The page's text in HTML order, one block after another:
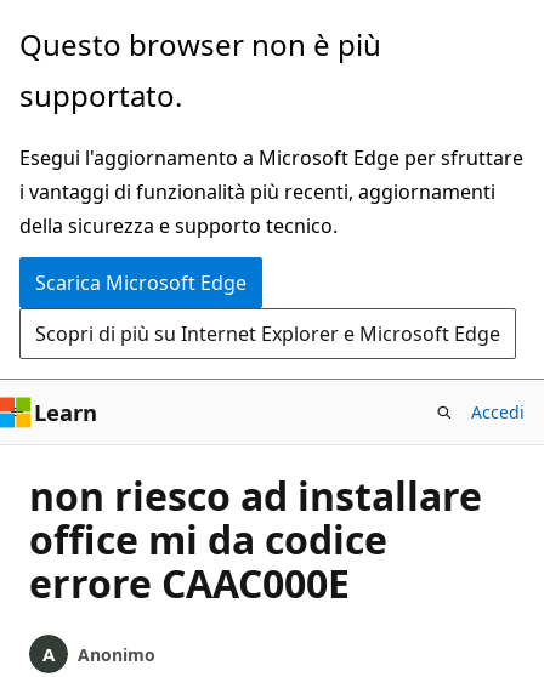
Ignora
passa
contenuto
principale
Questo browser non è più
supportato.
Esegui l'aggiornamento a Microsoft Edge per sfruttare
i vantaggi di funzionalità più recenti, aggiornamenti
della sicurezza e supporto tecnico.
Scarica Microsoft Edge
Scopri di più su Internet Explorer e Microsoft Edge
Learn Accedi
non riesco ad installare
office mi da codice
errore CAAC000E
Anonimo